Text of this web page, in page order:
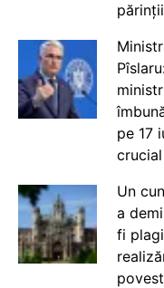
părinții
pe 17
crucial
Un
a
fi